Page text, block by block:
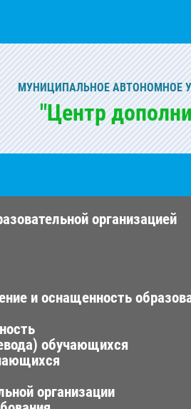
МУНИЦИПАЛЬНОЕ АВТОНОМНОЕ
"Центр
организацией
и оснащенность
обучающихся
организации